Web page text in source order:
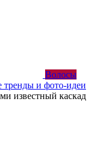
Волосы
тренды и фото-идеи
известный каскад